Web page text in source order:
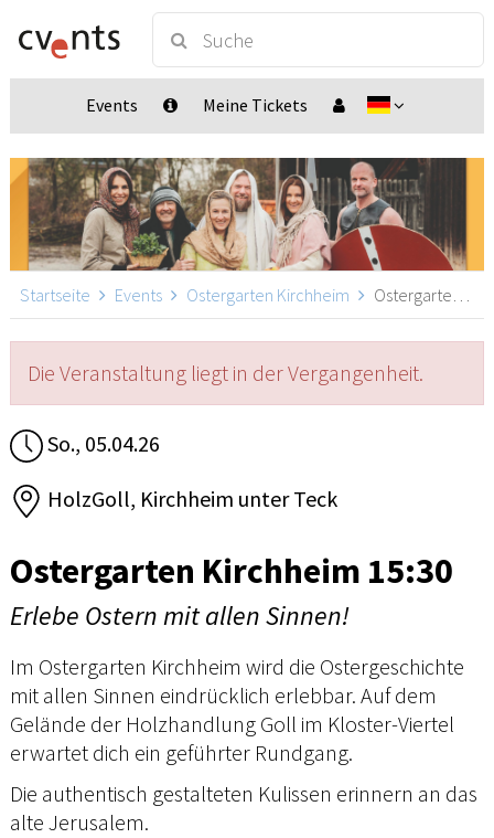
Events Meine Tickets
Startseite Events Ostergarten Kirchheim Ostergarten Kirchheim 15:30, Kirchheim unter Teck
Die Veranstaltung liegt in der Vergangenheit.
So., 05.04.26
HolzGoll, Kirchheim unter Teck
Ostergarten Kirchheim 15:30
Erlebe Ostern mit allen Sinnen!
Im Ostergarten Kirchheim wird die Ostergeschichte
mit allen Sinnen eindrücklich erlebbar. Auf dem
Gelände der Holzhandlung Goll im Kloster-Viertel
erwartet dich ein geführter Rundgang.
Die authentisch gestalteten Kulissen erinnern an das
alte Jerusalem.